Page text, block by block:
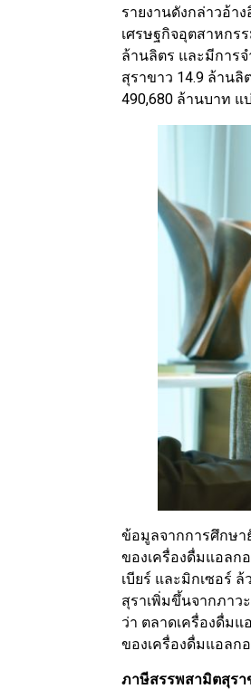
รายงานดังกล่าวอ้า
เศรษฐกิจอุตสาหกร
ล้านลิตร และมีการ
สุราขาว 14.9 ล้าน
490,680 ล้านบาท แ
ข้อมูลจากการศึกษา
ของเครื่องดื่มแอลก
เบียร์ และมิกเซอร์
สุราเพิ่มขึ้นจากภาว
ว่า ตลาดเครื่องดื่ม
ของเครื่องดื่มแอลก
ภาษีสรรพสามิตสุรา